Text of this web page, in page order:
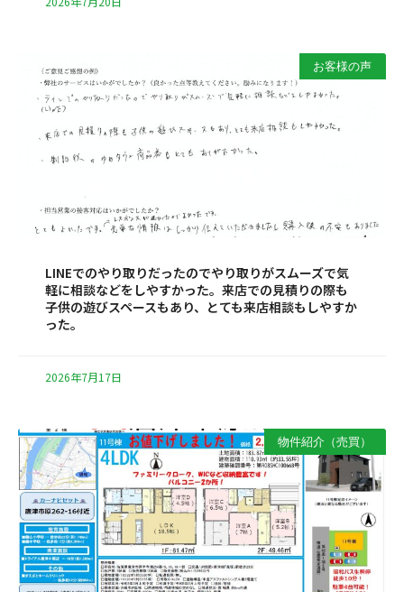
お客様の声
LINEでのやり取りだったのでやり取りがスムーズで気
軽に相談などをしやすかった。来店での見積りの際も
子供の遊びスペースもあり、とても来店相談もしやすか
った。
2026年7月17日
物件紹介（売買）